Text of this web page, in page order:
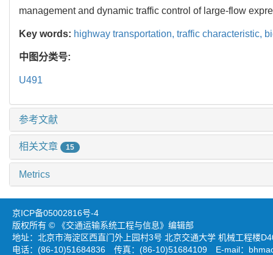
management and dynamic traffic control of large-flow
Key words: highway transportation, traffic characteristic,
中图分类号:
U491
参考文献
相关文章 15
Metrics
京ICP备05002816号-4
版权所有 © 《交通运输系统工程与信息》编辑部
地址：北京市海淀区西直门外上园村3号 北京交通大学 机械工程楼
电话：(86-10)51684836 传真：(86-10)51684109 E-mail：